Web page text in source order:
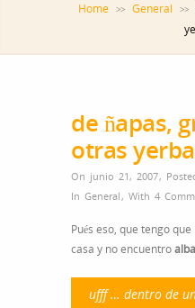
Home >> General >>
de ñapas,
otras
On junio 21, 2007,
In General, With 4
Pués eso, que tengo
casa y no encuentro
ufff … dentro de